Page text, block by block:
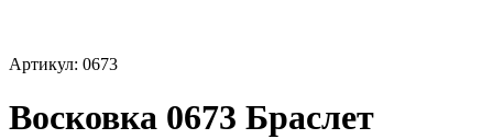
Артикул: 0673
Восковка 0673 Браслет